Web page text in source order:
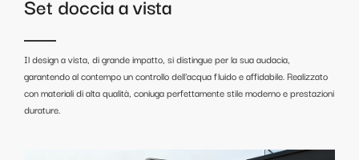
Il design a vista, di grande impatto, si distingue per la sua audacia,
garantendo al contempo un controllo dell'acqua fluido e affidabile. Realizzato
con materiali di alta qualità, coniuga perfettamente stile moderno e prestazioni
durature.